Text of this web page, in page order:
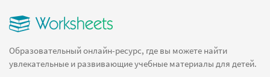
Образовательный онлайн-ресурс, где вы можете найти
увлекательные и развивающие учебные материалы для детей.